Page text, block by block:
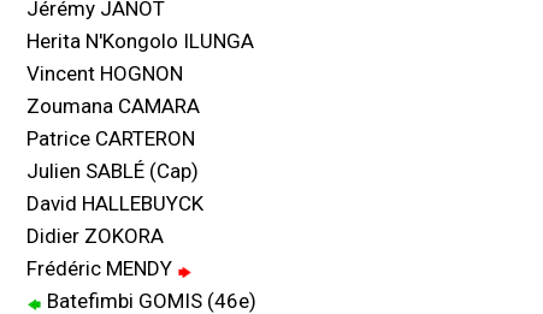
Jérémy JANOT
Herita N'Kongolo ILUNGA
Vincent HOGNON
Zoumana CAMARA
Patrice CARTERON
Julien SABLÉ (Cap)
David HALLEBUYCK
Didier ZOKORA
Frédéric MENDY
Batefimbi GOMIS (46e)